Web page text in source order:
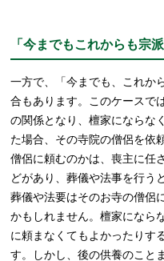
「今までもこれからも宗
一方で、「今までも、これか
合もあります。このケースで
の関係となり、檀家にならな
た場合、その寺院の僧侶を依
僧侶に頼むのかは、喪主に任
どがあり、葬儀や法事を行う
葬儀や法要はそのお寺の僧侶
かもしれません。檀家になら
に頼まなくてもよかったりす
す。しかし、後の供養のこと